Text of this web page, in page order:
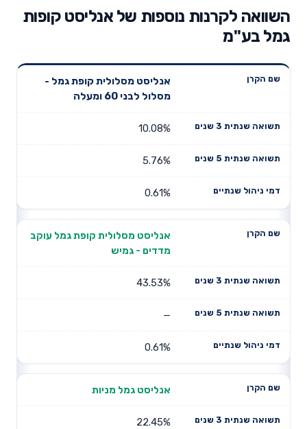
השוואה לקרנות נוספות של אנליסט קופות
גמל בע"מ
שנתית 3
תשואה
שנתית 5
אנליסט מסלולית קופת גמל -
מסלול לבני 60 ומעלה
10.08%
5.76%
0.61%
אנליסט מסלולית קופת גמל עוקב
מדדים - גמיש
43.53%
—
0.61%
אנליסט גמל מניות
22.45%